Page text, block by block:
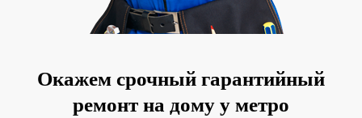
Окажем срочный гарантийный
ремонт на дому у метро